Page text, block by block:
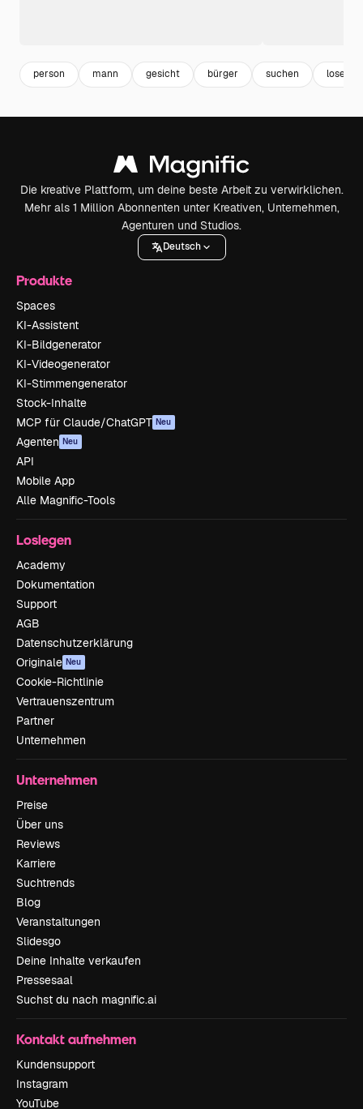
person mann gesicht bürger suchen lose
Die kreative Plattform, um deine beste Arbeit zu verwirklichen.
Mehr als 1 Million Abonnenten unter Kreativen, Unternehmen,
Agenturen und Studios.
Deutsch
Produkte
Spaces
KI-Assistent
KI-Bildgenerator
KI-Videogenerator
KI-Stimmengenerator
Stock-Inhalte
MCP für Claude/ChatGPT Neu
Agenten Neu
API
Mobile App
Alle Magnific-Tools
Loslegen
Academy
Dokumentation
Support
AGB
Datenschutzerklärung
Originale Neu
Cookie-Richtlinie
Vertrauenszentrum
Partner
Unternehmen
Unternehmen
Preise
Über uns
Reviews
Karriere
Suchtrends
Blog
Veranstaltungen
Slidesgo
Deine Inhalte verkaufen
Pressesaal
Suchst du nach magnific.ai
Kontakt aufnehmen
Kundensupport
Instagram
YouTube